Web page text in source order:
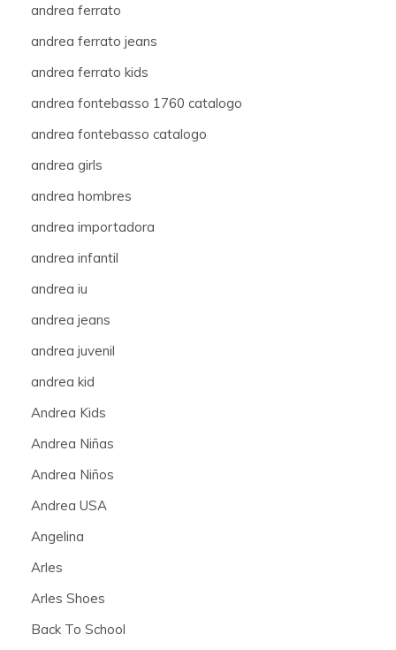
andrea ferrato
andrea ferrato jeans
andrea ferrato kids
andrea fontebasso 1760 catalogo
andrea fontebasso catalogo
andrea girls
andrea hombres
andrea importadora
andrea infantil
andrea iu
andrea jeans
andrea juvenil
andrea kid
Andrea Kids
Andrea Niñas
Andrea Niños
Andrea USA
Angelina
Arles
Arles Shoes
Back To School